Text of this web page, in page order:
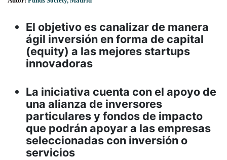
El objetivo es canalizar de manera
ágil inversión en forma de capital
(equity) a las mejores startups
innovadoras
La iniciativa cuenta con el apoyo de
una alianza de inversores
particulares y fondos de impacto
que podrán apoyar a las empresas
seleccionadas con inversión o
servicios